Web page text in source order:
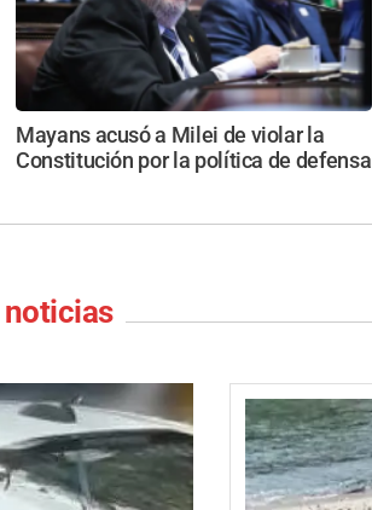
Mayans acusó a Milei de violar la
Constitución por la política de defensa
noticias